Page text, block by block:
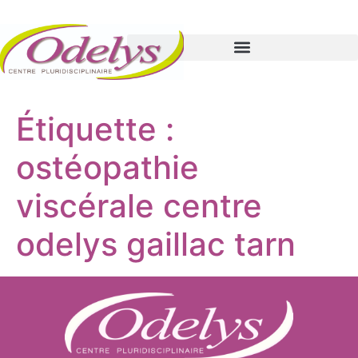
Étiquette :
ostéopathie
viscérale centre
odelys gaillac tarn